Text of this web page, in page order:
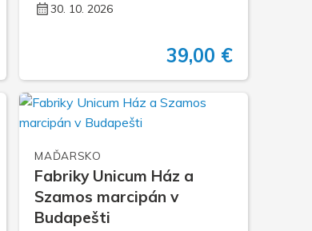
30. 10. 2026
39,00 €
MAĎARSKO
Fabriky Unicum Ház a
Szamos marcipán v
Budapešti